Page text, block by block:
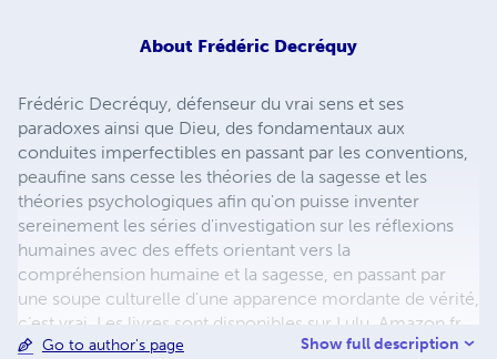
About Frédéric Decréquy
Frédéric Decréquy, défenseur du vrai sens et ses
paradoxes ainsi que Dieu, des fondamentaux aux
conduites imperfectibles en passant par les conventions,
peaufine sans cesse les théories de la sagesse et les
théories psychologiques afin qu'on puisse inventer
sereinement les séries d'investigation sur les réflexions
humaines avec des effets orientant vers la
compréhension humaine et la sagesse, en passant par
une soupe culturelle d'une apparence mordante de vérité,
c’est vrai. Les livres sont disponibles sur Lulu, Amazon.fr,
Amazon.com, et les éditeurs pour liseuses numériques
Go to author's page Show full description